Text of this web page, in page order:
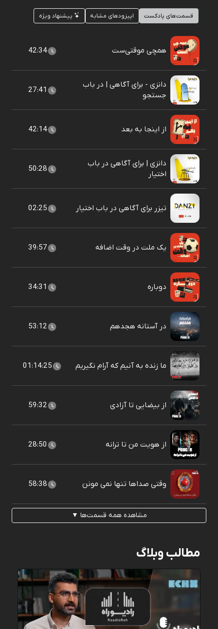
قسمت‌های پادکست اپیزودهای مشابه پیشنهاد ویژه
همچی موقتی‌ست 42:34
دانزی - برای آگاهی | در باب
جستجو
27:41
از اینجا به بعد 42:14
دانزی | برای آگاهی در باب
اختیار
50:28
تیزر برای آگاهی در باب اختیار 02:25
یک ملت در وقت اضافه 39:57
دوباره 34:31
در آستانه هجدهم 53:12
ما زنده به آنیم که آرام نگیریم 01:14:25
از بیضایی تا آزادی 59:32
از هویت من تا ترانه 28:50
وقتی صداها تنها نمی مونن 58:38
مشاهده همه قسمت‌ها ▼
مطالب وبلاگ